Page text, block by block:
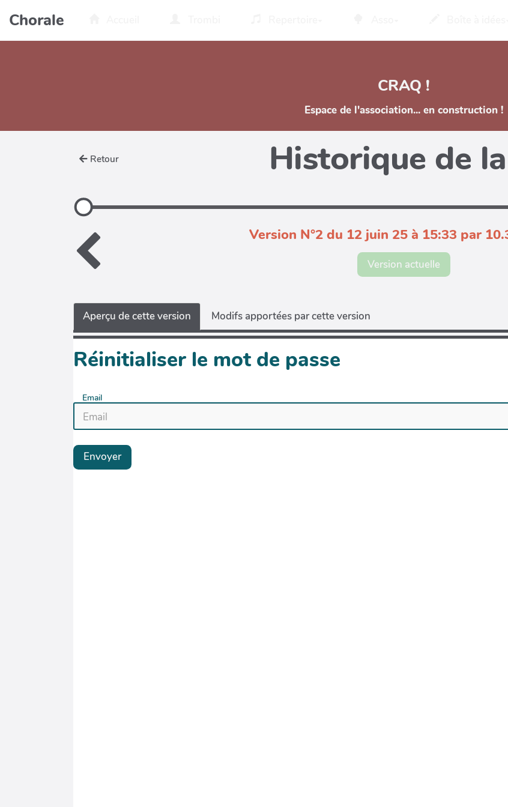
Aller au contenu principal
Chorale
CRAQ !
Espace de l'association... en construction !
Retour Historique de
Version N°2 du 12 juin 25 à 15:33 par
Version actuelle
Aperçu de cette version Modifs apportées par cette version